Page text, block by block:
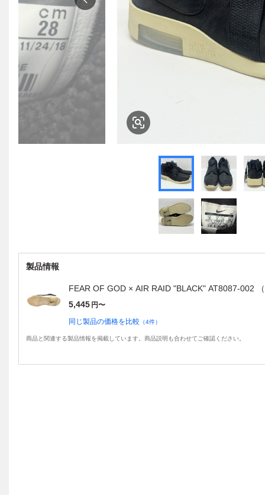
製品情報
FEAR OF GOD × AIR RAID "BLACK" AT8087-002
5,445 円〜
同じ製品の価格を比較 （4件）
商品と関連する製品情報を掲載しています。商品説明も合わせてご確認ください。